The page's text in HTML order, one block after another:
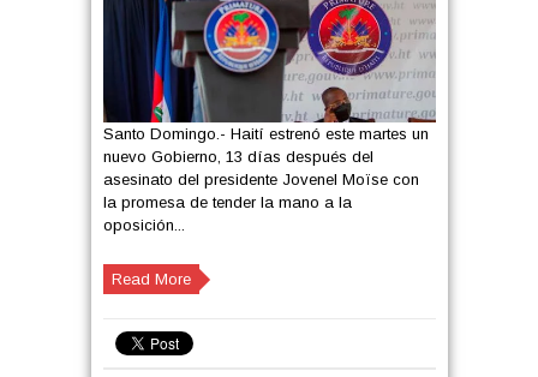
Santo Domingo.- Haití estrenó este martes un
nuevo Gobierno, 13 días después del
asesinato del presidente Jovenel Moïse con
la promesa de tender la mano a la
oposición...
Read More